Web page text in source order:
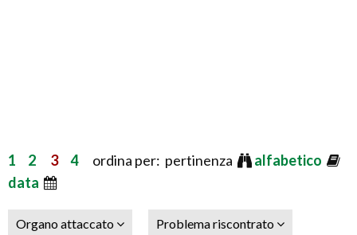
1 2 3 4ordina per: pertinenza
alfabetico
data
Organo attaccato
Problema riscontrato